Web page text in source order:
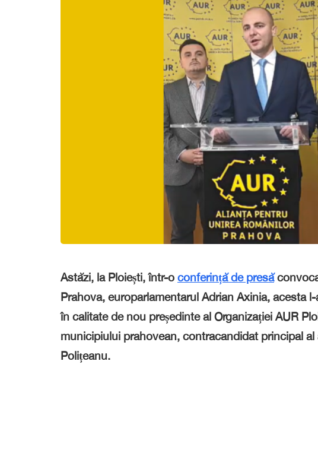
Astăzi, la Ploiești, într-o conferință de presă
Prahova, europarlamentarul Adrian Axinia, acesta l-
în calitate de nou președinte al Organizației AUR
municipiului prahovean, contracandidat principal
Polițeanu.